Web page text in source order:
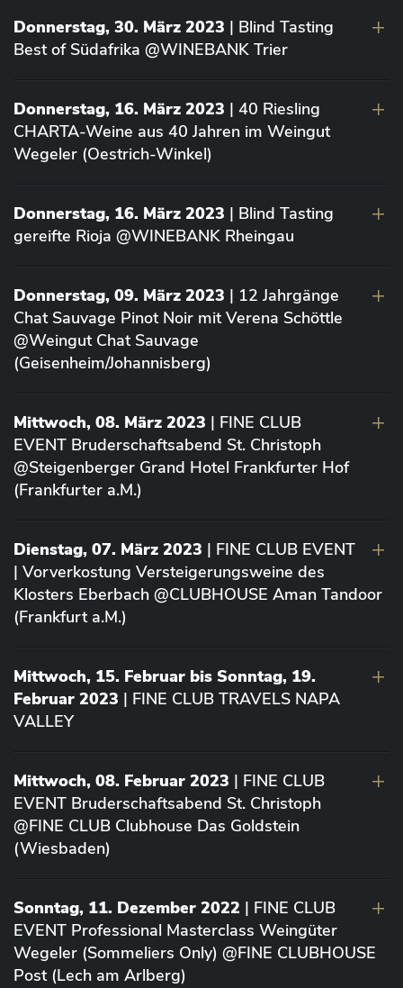
Donnerstag, 30. März 2023 | Blind Tasting
Best of Südafrika @WINEBANK Trier
Donnerstag, 16. März 2023 | 40 Riesling
CHARTA-Weine aus 40 Jahren im Weingut
Wegeler (Oestrich-Winkel)
Donnerstag, 16. März 2023 | Blind Tasting
gereifte Rioja @WINEBANK Rheingau
Donnerstag, 09. März 2023 | 12 Jahrgänge
Chat Sauvage Pinot Noir mit Verena Schöttle
@Weingut Chat Sauvage
(Geisenheim/Johannisberg)
Mittwoch, 08. März 2023 | FINE CLUB
EVENT Bruderschaftsabend St. Christoph
@Steigenberger Grand Hotel Frankfurter Hof
(Frankfurter a.M.)
Dienstag, 07. März 2023 | FINE CLUB EVENT
| Vorverkostung Versteigerungsweine des
Klosters Eberbach @CLUBHOUSE Aman Tandoor
(Frankfurt a.M.)
Mittwoch, 15. Februar bis Sonntag, 19.
Februar 2023 | FINE CLUB TRAVELS NAPA
VALLEY
Mittwoch, 08. Februar 2023 | FINE CLUB
EVENT Bruderschaftsabend St. Christoph
@FINE CLUB Clubhouse Das Goldstein
(Wiesbaden)
Sonntag, 11. Dezember 2022 | FINE CLUB
EVENT Professional Masterclass Weingüter
Wegeler (Sommeliers Only) @FINE CLUBHOUSE
Post (Lech am Arlberg)